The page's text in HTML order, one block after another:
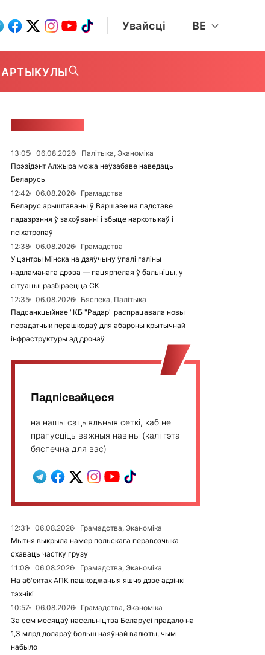
Увайсці BE
АРТЫКУЛЫ
13:05 06.08.2026
Палітыка, Эканоміка
Прэзідэнт Алжыра можа неўзабаве наведаць
Беларусь
12:42
06.08.2026
Грамадства
Беларус арыштаваны ў Варшаве на падставе
падазрэння ў захоўванні і збыце наркотыкаў і
псіхатропаў
12:38
06.08.2026
Грамадства
У цэнтры Мінска на дзяўчыну ўпалі галіны
надламанага дрэва — пацярпелая ў бальніцы, у
сітуацыі разбіраецца СК
12:35
06.08.2026
Бяспека, Палітыка
Падсанкцыйнае "КБ "Радар" распрацавала новы
перадатчык перашкодаў для абароны крытычнай
інфраструктуры ад дронаў
Падпісвайцеся
на нашы сацыяльныя сеткі, каб не
прапусціць важныя навіны (калі гэта
бяспечна для вас)
12:31 06.08.2026
Грамадства, Эканоміка
Мытня выкрыла намер польскага перавозчыка
схаваць частку грузу
11:08
06.08.2026
Грамадства, Эканоміка
На аб'ектах АПК пашкоджаныя яшчэ дзве адзінкі
тэхнікі
10:57
06.08.2026
Грамадства, Эканоміка
За сем месяцаў насельніцтва Беларусі прадало на
1,3 млрд долараў больш наяўнай валюты, чым
набыло